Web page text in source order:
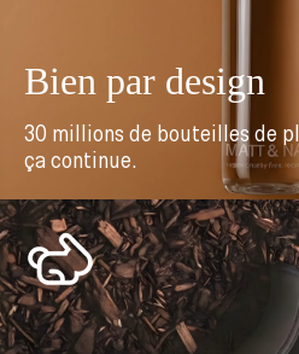
Bien par design
30 millions de bouteilles de
ça continue.